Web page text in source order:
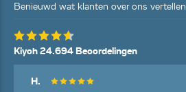
Benieuwd wat klanten over ons vertellen
Kiyoh 24.694 Beoordelingen
H.